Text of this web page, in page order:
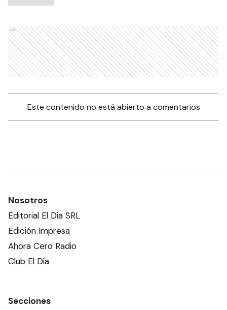
Ads
Este contenido no está abierto a comentarios
Nosotros
Editorial El Dia SRL
Edición Impresa
Ahora Cero Radio
Club El Día
Secciones